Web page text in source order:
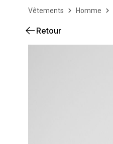
Vêtements Homme
Retour